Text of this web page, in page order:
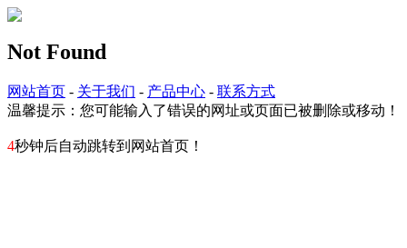
Not Found
网站首页 - 关于我们 - 产品中心 - 联系方式
温馨提示：您可能输入了错误的网址或页面已被删除或移动！
4秒钟后自动跳转到网站首页！